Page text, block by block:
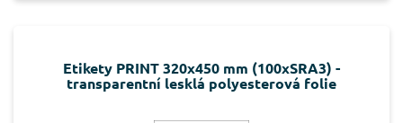
Etikety PRINT 320x450 mm (100xSRA3) -
transparentní lesklá polyesterová folie